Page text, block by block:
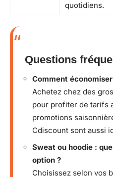
quotidiens.
Questions
Comment
Achetez chez des
pour profiter de tarifs
promotions
Cdiscount sont aussi
Sweat ou hoodie :
option ?
Choisissez selon vos